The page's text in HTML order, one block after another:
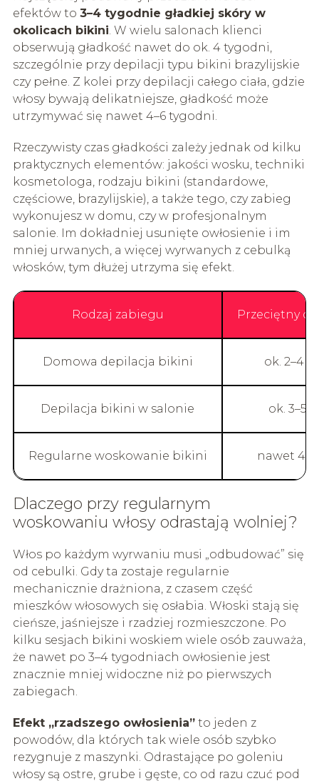
efektów to 3–4 tygodnie gładkiej skóry w
okolicach bikini. W wielu salonach klienci
obserwują gładkość nawet do ok. 4 tygodni,
szczególnie przy depilacji typu bikini brazylijskie
czy pełne. Z kolei przy depilacji całego ciała, gdzie
włosy bywają delikatniejsze, gładkość może
utrzymywać się nawet 4–6 tygodni.
Rzeczywisty czas gładkości zależy jednak od kilku
praktycznych elementów: jakości wosku, techniki
kosmetologa, rodzaju bikini (standardowe,
częściowe, brazylijskie), a także tego, czy zabieg
wykonujesz w domu, czy w profesjonalnym
salonie. Im dokładniej usunięte owłosienie i im
mniej urwanych, a więcej wyrwanych z cebulką
włosków, tym dłużej utrzyma się efekt.
Rodzaj zabiegu Przeciętny
Domowa depilacja bikini ok. 2–4
Depilacja bikini w salonie ok. 3–5
Regularne woskowanie bikini nawet
Dlaczego przy regularnym
woskowaniu włosy odrastają wolniej?
Włos po każdym wyrwaniu musi „odbudować” się
od cebulki. Gdy ta zostaje regularnie
mechanicznie drażniona, z czasem część
mieszków włosowych się osłabia. Włoski stają się
cieńsze, jaśniejsze i rzadziej rozmieszczone. Po
kilku sesjach bikini woskiem wiele osób zauważa,
że nawet po 3–4 tygodniach owłosienie jest
znacznie mniej widoczne niż po pierwszych
zabiegach.
Efekt „rzadszego owłosienia”to jeden z
powodów, dla których tak wiele osób szybko
rezygnuje z maszynki. Odrastające po goleniu
włosy są ostre, grube i gęste, co od razu czuć pod